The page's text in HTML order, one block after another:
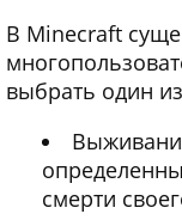
В Minecraft
выбрать один
смерти